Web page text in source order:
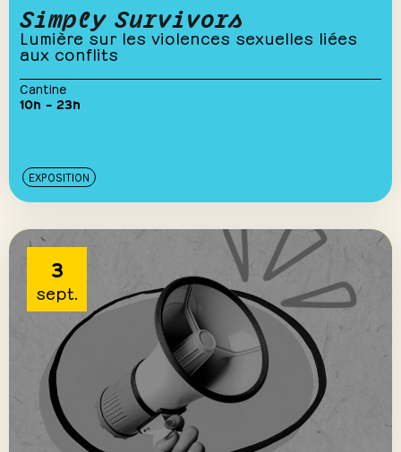
Simply Survivors
Lumière sur les violences sexuelles liées
aux conflits
Cantine
10h – 23h
EXPOSITION
3
sept.